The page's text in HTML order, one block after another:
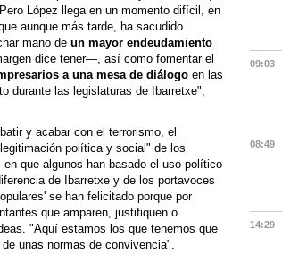
López llega en un momento difícil, en
aunque más tarde, ha sacudido
mano de un mayor endeudamiento
dice tener—, así como fomentar el
a una mesa de diálogo en las
durante las legislaturas de Ibarretxe",
y acabar con el terrorismo, el
política y social" de los
que algunos han basado el uso político
de Ibarretxe y de los portavoces
se han felicitado porque por
que amparen, justifiquen o
"Aquí estamos los que tenemos que
unas normas de convivencia".
09:03
08:49
14:29